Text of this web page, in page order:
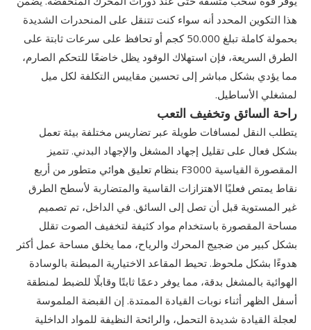
هذا التكوين المحدد أنه سواء كنت تتنقل على المنحدرات الشديدة
بحمولة كاملة تبلغ 50.000 كجم أو تحافظ على سرعات ثابتة على
الطرق السريعة، فإن استهلاك الوقود يظل خاضعًا للتحكم الصارم،
مما يؤدي بشكل مباشر إلى تحسين مقاييس التكلفة لكل ميل
لمشغلي الأساطيل.
راحة السائق وتخفيف التعب
يتطلب النقل لمسافات طويلة عبر تضاريس مختلفة بيئة تعمل
بشكل فعال على تقليل إجهاد المشغل والإجهاد البدني. تتميز
المقصورة القياسية F3000 بنظام تعليق هوائي متطور من أربع
نقاط يمتص فعليًا الاهتزازات القاسية والمتضاربة لأسطح الطرق
غير المستوية قبل أن تصل إلى السائق. في الداخل، تم تصميم
مساحة المقصورة باستخدام مواد كثيفة لتخفيف الصوت تقلل
بشكل كبير من ضجيج المحرك والرياح، مما يخلق مساحة عمل أكثر
هدوءًا بشكل ملحوظ. تحيط المقاعد الاختيارية المبطنة بالوسادة
الهوائية بالمشغل بدقة، مما يوفر دعمًا ثابتًا وقابلًا للضبط لمنطقة
أسفل الظهر أثناء نوبات القيادة الممتدة. إن القبضة الملموسة
لعجلة القيادة شديدة التحمل، والرائحة النظيفة للمواد الداخلية